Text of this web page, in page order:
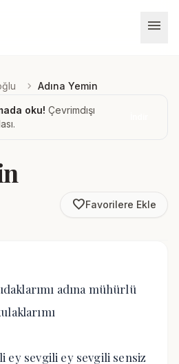
menu
chevron_right Adına Yemin
oku! Çevrimdışı
favorite_borderFavorilere Ekle
adına mühürlü
ey sevgili ey sevgili sensiz